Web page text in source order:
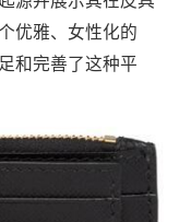
优雅、女性化的
和完善了这种平